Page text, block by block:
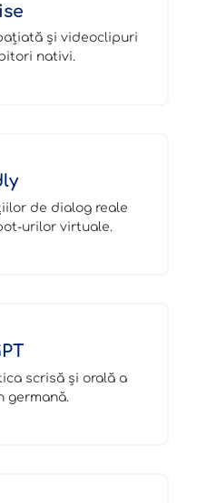
și videoclipuri
nativi.
de dialog reale
urilor virtuale.
scrisă și orală a
germană.